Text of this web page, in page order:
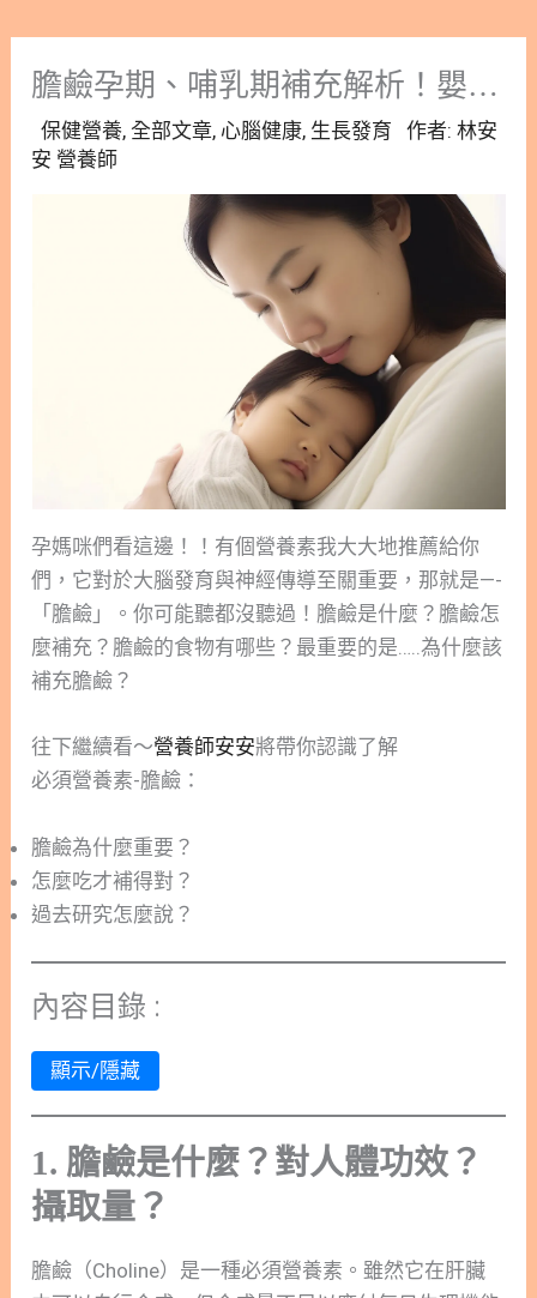
膽鹼孕期、哺乳期補充解析！嬰幼兒生長發育的關鍵營養
保健營養,全部文章, 心腦健康, 生長發育 作者:林安
安 營養師
孕媽咪們看這邊！！有個營養素我大大地推薦給你
們，它對於大腦發育與神經傳導至關重要，那就是—-
「膽鹼」。你可能聽都沒聽過！膽鹼是什麼？膽鹼怎
麼補充？膽鹼的食物有哪些？最重要的是…..為什麼該
補充膽鹼？
往下繼續看～營養師安安將帶你認識了解
必須營養素-膽鹼：
膽鹼為什麼重要？
怎麼吃才補得對？
過去研究怎麼說？
內容目錄 :
顯示/隱藏
1. 膽鹼是什麼？對人體功效 ？
攝取量？
膽鹼（Choline）是一種必須營養素。雖然它在肝臟